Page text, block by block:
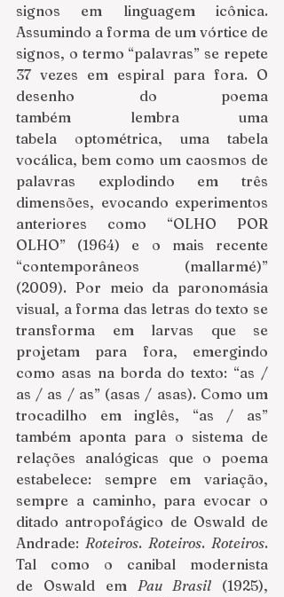
signos em linguagem icônica.
Assumindo a forma de um vórtice de
signos, o termo “palavras” se repete
37 vezes em espiral para fora. O
desenho do poema
também lembra uma
tabela optométrica, uma tabela
vocálica, bem como um caosmos de
palavras explodindo em três
dimensões, evocando experimentos
anteriores como “OLHO POR
OLHO” (1964) e o mais recente
“contemporâneos (mallarmé)”
(2009). Por meio da paronomásia
visual, a forma das letras do texto se
transforma em larvas que se
projetam para fora, emergindo
como asas na borda do texto: “as /
as / as / as” (asas / asas). Como um
trocadilho em inglês, “as / as”
também aponta para o sistema de
relações analógicas que o poema
estabelece: sempre em variação,
sempre a caminho, para evocar o
ditado antropofágico de Oswald de
Andrade: Roteiros. Roteiros. Roteiros.
Tal como o canibal modernista
de Oswald em Pau Brasil (1925),